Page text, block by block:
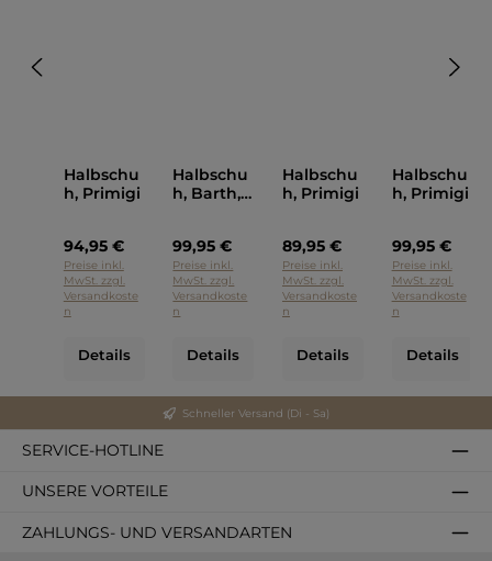
Halbschu
h, Primigi
94,95 €
Preise inkl.
MwSt. zzgl.
Versandkoste
n
Details
Halbschu
h, Barth,
99,95 €
Preise inkl.
MwSt. zzgl.
Versandkoste
n
Details
Halbschu
h, Primigi
89,95 €
Preise inkl.
MwSt. zzgl.
Versandkoste
n
Details
Halbschu
h, Primigi
99,95 €
Preise inkl.
MwSt. zzgl.
Versandkoste
n
Details
Schneller Versand (Di - Sa)
SERVICE-HOTLINE
UNSERE VORTEILE
ZAHLUNGS- UND VERSANDARTEN